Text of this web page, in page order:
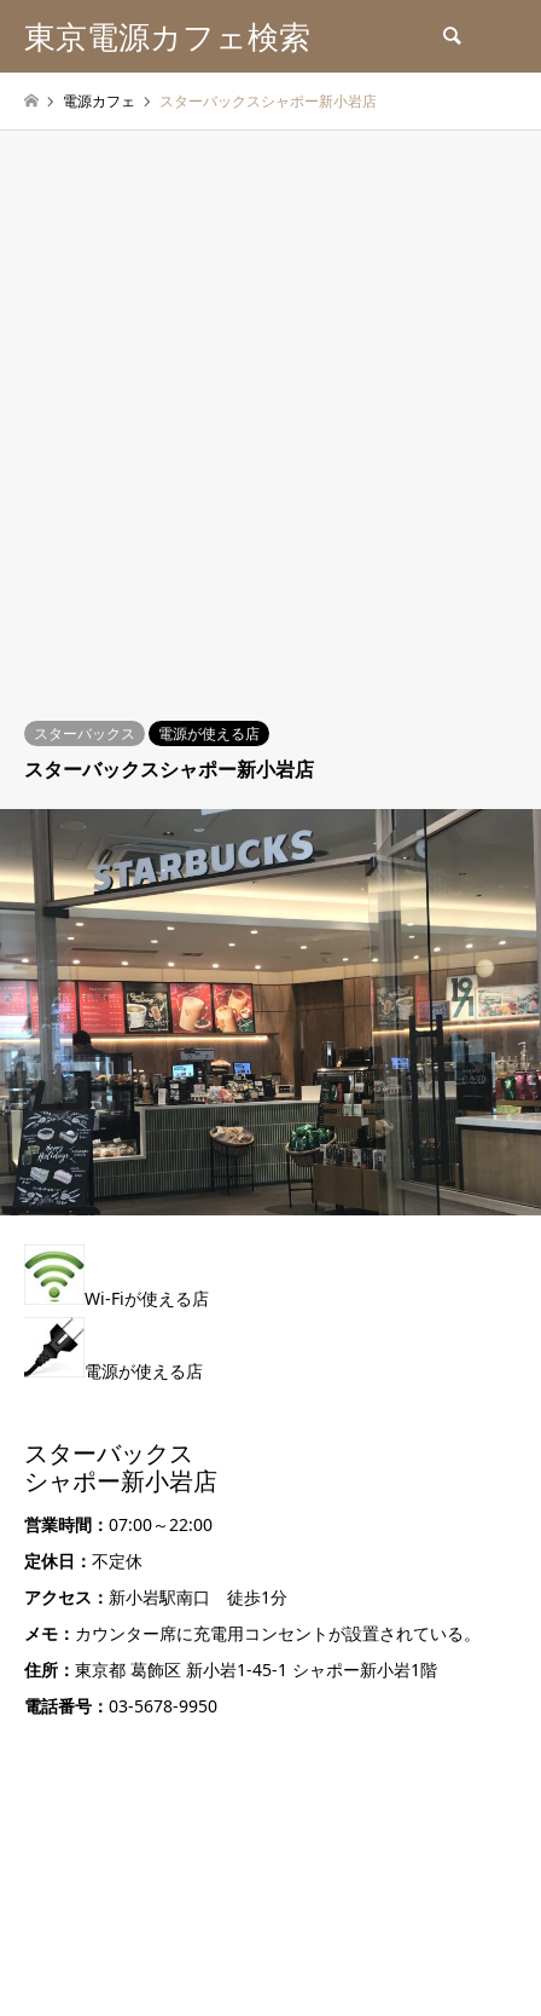
東京電源カフェ検索
電源カフェ スターバックスシャポー新小岩店
スターバックス
電源が使える店
スターバックスシャポー新小岩店
Wi-Fiが使える店
電源が使える店
スターバックス
シャポー新小岩店
営業時間： 07:00～22:00
定休日： 不定休
アクセス： 新小岩駅南口 徒歩1分
メモ： カウンター席に充電用コンセントが設置されている。
住所： 東京都 葛飾区 新小岩1-45-1 シャポー新小岩1階
電話番号： 03-5678-9950